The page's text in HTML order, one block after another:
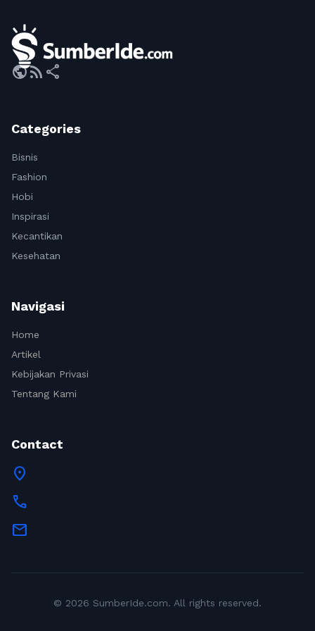
publicrss_feed share
Categories
Bisnis
Fashion
Hobi
Inspirasi
Kecantikan
Kesehatan
Navigasi
Home
Artikel
Kebijakan Privasi
Tentang Kami
Contact
location_on
call
mail
© 2026 SumberIde.com. All rights reserved.